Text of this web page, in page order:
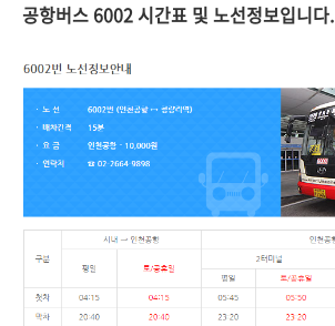
공항버스 6002 시간표 및 노선정보입니다.